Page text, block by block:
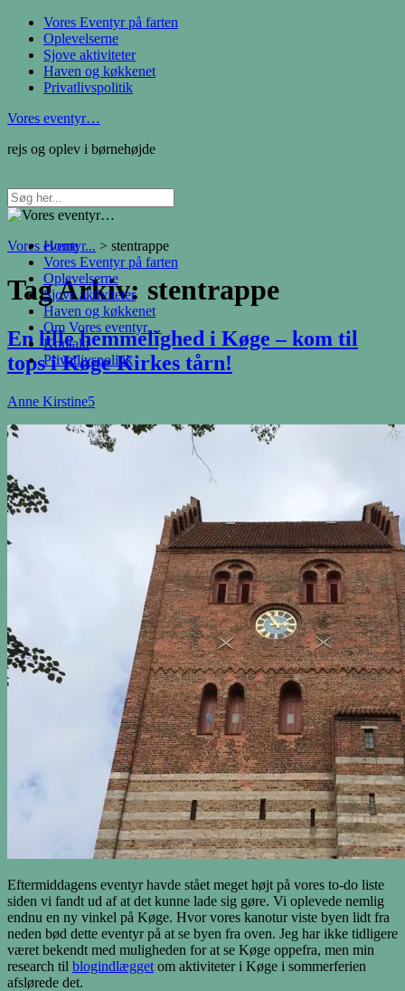
Vores Eventyr på farten
Oplevelserne
Sjove aktiviteter
Haven og køkkenet
Privatlivspolitik
Vores eventyr…
rejs og oplev i børnehøjde
Home
Vores Eventyr på farten
Oplevelserne
Sjove aktiviteter
Haven og køkkenet
Om Vores eventyr…
Kontakt
Privatlivspolitik
Vores eventyr... > stentrappe
Tag Arkiv: stentrappe
En lille hemmelighed i Køge – kom til
tops i Køge Kirkes tårn!
Anne Kirstine5
Eftermiddagens eventyr havde stået meget højt på vores to-do liste
siden vi fandt ud af at det kunne lade sig gøre. Vi oplevede nemlig
endnu en ny vinkel på Køge. Hvor vores kanotur viste byen lidt fra
neden bød dette eventyr på at se byen fra oven. Jeg har ikke tidligere
været bekendt med muligheden for at se Køge oppefra, men min
research til blogindlægget om aktiviteter i Køge i sommerferien
afslørede det.